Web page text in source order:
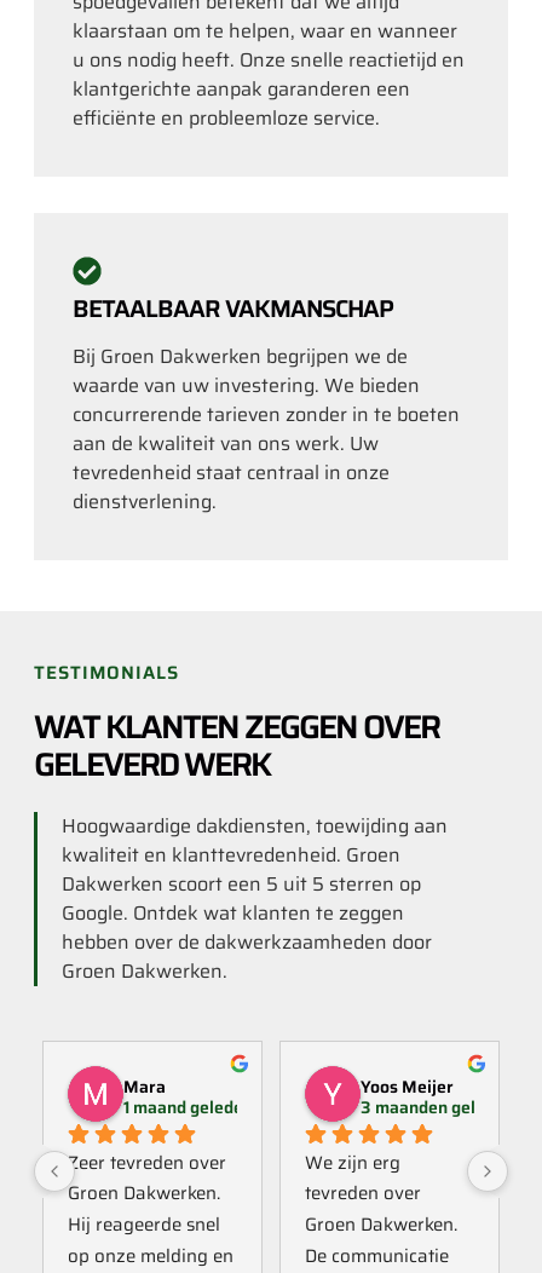
klaarstaan om te helpen, waar en wanneer
u ons nodig heeft. Onze snelle reactietijd en
klantgerichte aanpak garanderen een
efficiënte en probleemloze service.
BETAALBAAR VAKMANSCHAP
Bij Groen Dakwerken begrijpen we de
waarde van uw investering. We bieden
concurrerende tarieven zonder in te boeten
aan de kwaliteit van ons werk. Uw
tevredenheid staat centraal in onze
dienstverlening.
TESTIMONIALS
WAT KLANTEN ZEGGEN OVER
GELEVERD WERK
Hoogwaardige dakdiensten, toewijding aan
kwaliteit en klanttevredenheid. Groen
Dakwerken scoort een 5 uit 5 sterren op
Google. Ontdek wat klanten te zeggen
hebben over de dakwerkzaamheden door
Groen Dakwerken.
Mara
1 maand geleden
Zeer tevreden over
Groen Dakwerken.
Hij reageerde snel
op onze melding en
Yoos Meijer
3 maanden geleden
We zijn erg
tevreden over
Groen Dakwerken.
De communicatie